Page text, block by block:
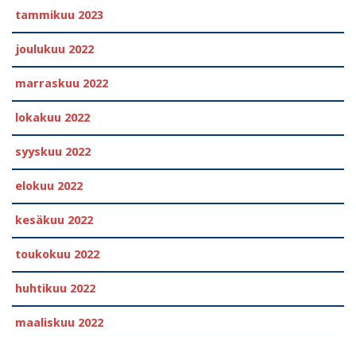
tammikuu 2023
joulukuu 2022
marraskuu 2022
lokakuu 2022
syyskuu 2022
elokuu 2022
kesäkuu 2022
toukokuu 2022
huhtikuu 2022
maaliskuu 2022